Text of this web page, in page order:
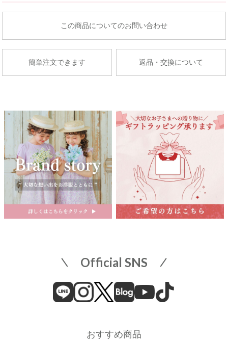
東京都多摩市関戸1-10-1
京王百貨店聖蹟桜ケ丘店７Fベビー・子供服売場
店舗詳細へ
中部
名古屋栄 三越
名古屋市中区栄3-5-1
名古屋栄 三越 7F 子供服売場
近鉄百貨店 上本町店
店舗詳細へ
東北
【開催期間】
関東
東武百貨店 船橋店
子供服売場
【開催期間】
2026.08.1 ～ 2026.08.31
2026.08.1 ～ 2026.08.18
そごう横浜店
2026.08.19 ～ 2026.08.31
商品についてのお問い合わせ
簡単注文できます 返品・交換について
Official SNS
おすすめ商品